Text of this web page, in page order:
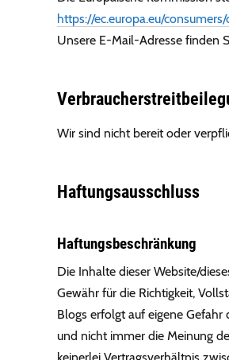
https://ec.europa.eu/
Unsere E-Mail-Adresse finden
Wir sind nicht bereit oder
Haftungsausschluss
Haftungsbeschränkung
Die Inhalte dieser Website/
Gewähr für die Richtigkeit,
Blogs erfolgt auf eigene
und nicht immer die Meinung